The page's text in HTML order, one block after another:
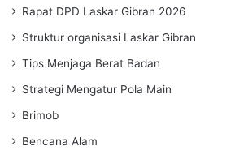
Rapat DPD Laskar Gibran 2026
Struktur organisasi Laskar Gibran
Tips Menjaga Berat Badan
Strategi Mengatur Pola Main
Brimob
Bencana Alam